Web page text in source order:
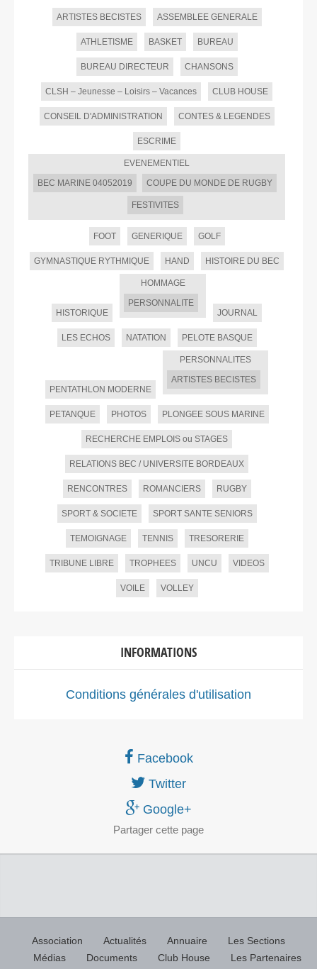
ARTISTES BECISTES ASSEMBLEE GENERALE
ATHLETISME BASKET BUREAU
BUREAU DIRECTEUR CHANSONS
CLSH – Jeunesse – Loisirs – Vacances CLUB HOUSE
CONSEIL D'ADMINISTRATION CONTES & LEGENDES
ESCRIME
EVENEMENTIEL
BEC MARINE 04052019
COUPE DU MONDE DE RUGBY
FESTIVITES
FOOT GENERIQUE GOLF
GYMNASTIQUE RYTHMIQUE HAND HISTOIRE DU BEC
HISTORIQUE
HOMMAGE
PERSONNALITE
JOURNAL
LES ECHOS NATATION PELOTE BASQUE
PENTATHLON MODERNE
PERSONNALITES
ARTISTES BECISTES
PETANQUE PHOTOS PLONGEE SOUS MARINE
RECHERCHE EMPLOIS ou STAGES
RELATIONS BEC / UNIVERSITE BORDEAUX
RENCONTRES ROMANCIERS RUGBY
SPORT & SOCIETE SPORT SANTE SENIORS
TEMOIGNAGE TENNIS TRESORERIE
TRIBUNE LIBRE TROPHEES UNCU VIDEOS
VOILE VOLLEY
INFORMATIONS
Conditions générales d'utilisation
Facebook
Twitter
Google+
Partager cette page
Association Actualités Annuaire
Les Sections
Médias
Documents Club House
Les Partenaires